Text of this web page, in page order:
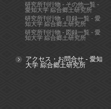
研究所刊行物 - その他一覧 -
愛知大学 綜合郷土研究所
研究所刊行物 - 目録一覧 - 愛
知大学 綜合郷土研究所
研究所刊行物 - 図録一覧 - 愛
知大学 綜合郷土研究所
アクセス・お問合せ - 愛知
大学 綜合郷土研究所